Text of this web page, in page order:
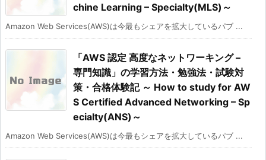
chine Learning – Specialty(MLS)～
Amazon Web Services(AWS)は今最もシェアを拡大しているパブ ...
「AWS 認定 高度なネットワーキング –
専門知識」の学習方法・勉強法・試験対
策・合格体験記 ～ How to study for AW
S Certified Advanced Networking – Sp
ecialty(ANS)～
Amazon Web Services(AWS)は今最もシェアを拡大しているパブ ...